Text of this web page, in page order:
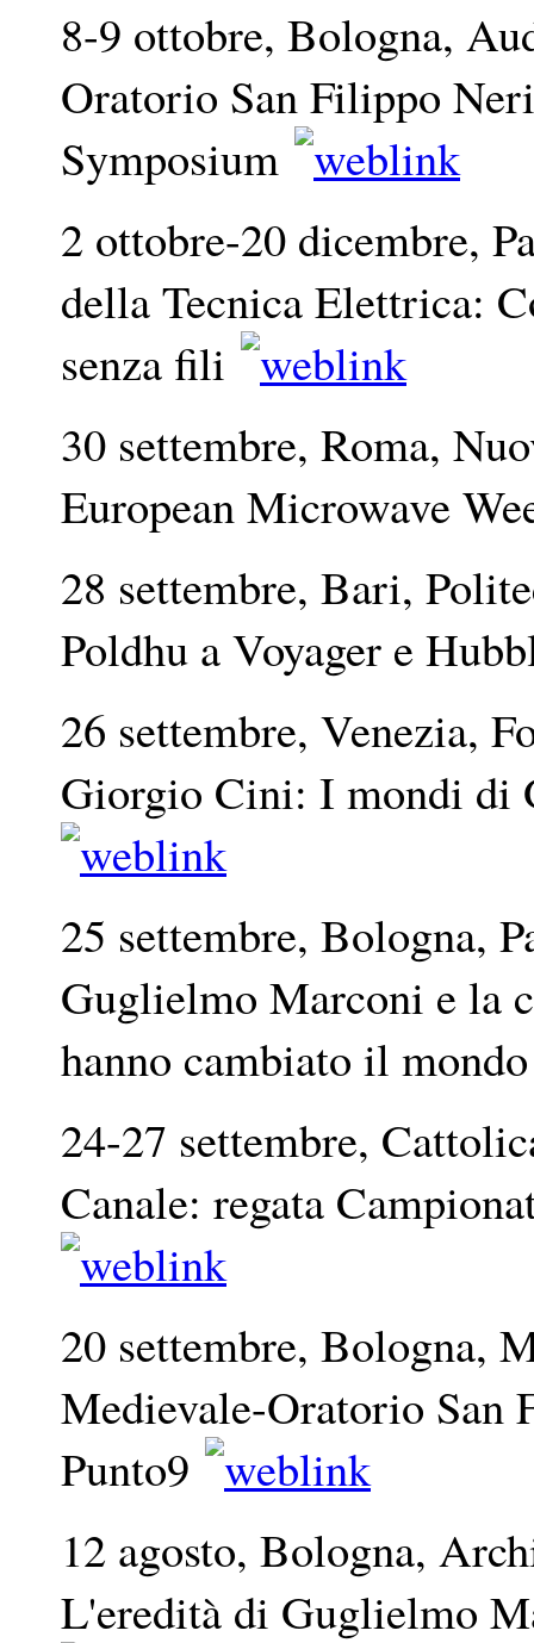
8-9 ottobre, Bologna,
Oratorio San Filippo
Symposium
2 ottobre-20 dicembre,
della Tecnica Elettrica:
senza fili
30 settembre, Roma,
European Microwave
28 settembre, Bari,
Poldhu a Voyager e
26 settembre, Venezia,
Giorgio Cini: I mondi
25 settembre, Bologna,
Guglielmo Marconi e la
hanno cambiato il
24-27 settembre,
Canale: regata
20 settembre, Bologna,
Medievale-Oratorio San
Punto9
12 agosto, Bologna,
L'eredità di Guglielmo